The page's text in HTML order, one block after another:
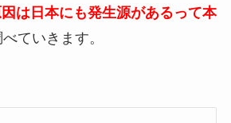
は日本にも発生源があるって本
ていきます。